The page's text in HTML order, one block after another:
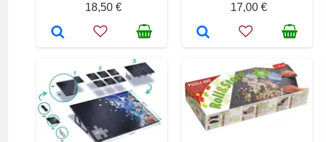
18,50 €
17,00 €